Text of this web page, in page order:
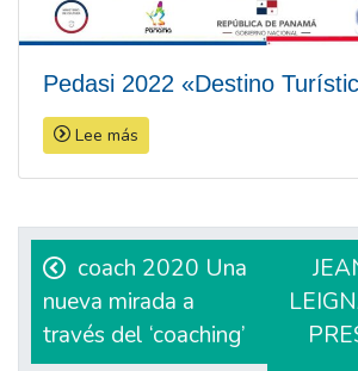
Pedasi 2022 «Destino
Lee más
Navegación
de
entradas
coach 2020 Una
nueva mirada a
través del ‘coaching’